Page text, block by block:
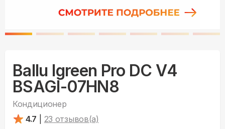
Ballu Igreen Pro DC V4
BSAGI-07HN8
Кондиционер
4.7
23 отзывов(а)